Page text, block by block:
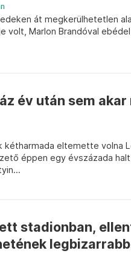
át megkerülhetetlen
volt, Marlon Brandóval
év után sem
kétharmada eltemette volna
éppen egy évszázada
stadionban,